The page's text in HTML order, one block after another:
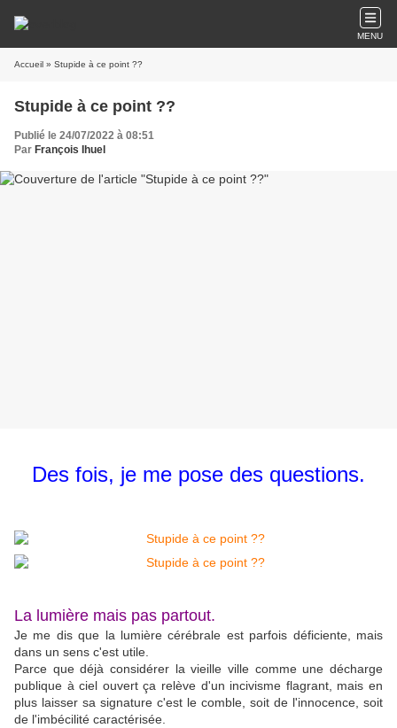
MENU
Accueil » Stupide à ce point ??
Stupide à ce point ??
Publié le 24/07/2022 à 08:51
Par François Ihuel
Des fois, je me pose des questions.
La lumière mais pas partout.
Je me dis que la lumière cérébrale est parfois déficiente, mais
dans un sens c'est utile.
Parce que déjà considérer la vieille ville comme une décharge
publique à ciel ouvert ça relève d'un incivisme flagrant, mais en
plus laisser sa signature c'est le comble, soit de l'innocence, soit
de l'imbécilité caractérisée.